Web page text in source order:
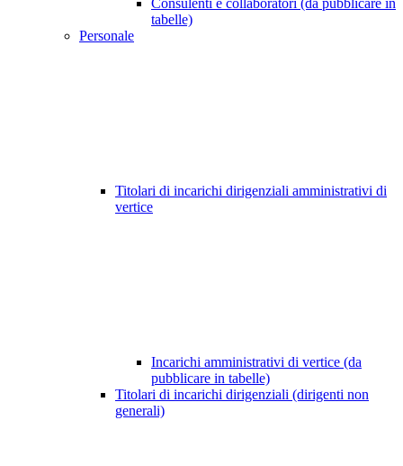
Consulenti e collaboratori (da pubblicare in
tabelle)
Personale
Titolari di incarichi dirigenziali amministrativi di
vertice
Incarichi amministrativi di vertice (da
pubblicare in tabelle)
Titolari di incarichi dirigenziali (dirigenti non
generali)